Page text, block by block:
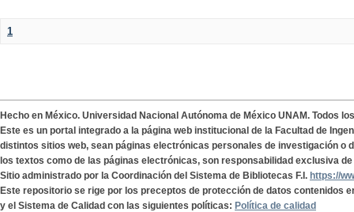
1
Hecho en México. Universidad Nacional Autónoma de México UNAM. Todos
Este es un portal integrado a la página web institucional de la Facultad de
distintos sitios web, sean páginas electrónicas personales de investigación o
los textos como de las páginas electrónicas, son responsabilidad exclusiva
Sitio administrado por la Coordinación del Sistema de Bibliotecas F.I. https://
Este repositorio se rige por los preceptos de protección de datos contenidos
y el Sistema de Calidad con las siguientes políticas: Política de calidad